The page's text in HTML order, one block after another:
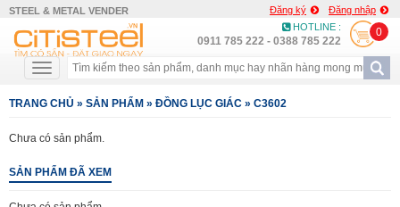
STEEL & METAL VENDER Đăng ký
Đăng nhập
HOTLINE :
0911 785 222 - 0388 785 222
0
TRANG CHỦ » SẢN PHẨM » ĐỒNG LỤC GIÁC » C3602
Chưa có sản phẩm.
SẢN PHẨM ĐÃ XEM